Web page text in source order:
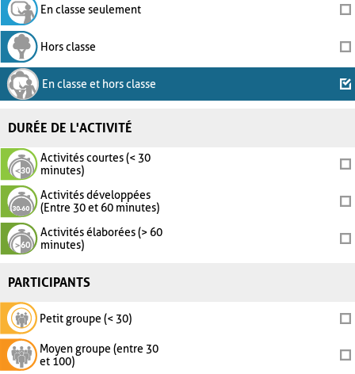
En classe seulement
Hors classe
En classe et hors classe
DURÉE DE L'ACTIVITÉ
Activités courtes (< 30
minutes)
Activités développées
(Entre 30 et 60 minutes)
Activités élaborées (> 60
minutes)
PARTICIPANTS
Petit groupe (< 30)
Moyen groupe (entre 30
et 100)